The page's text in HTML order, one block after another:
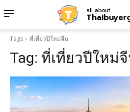
all about
Tags ที่เที่ยวปีใหม่จีน
Tag: ที่เที่ยวปีใหม่